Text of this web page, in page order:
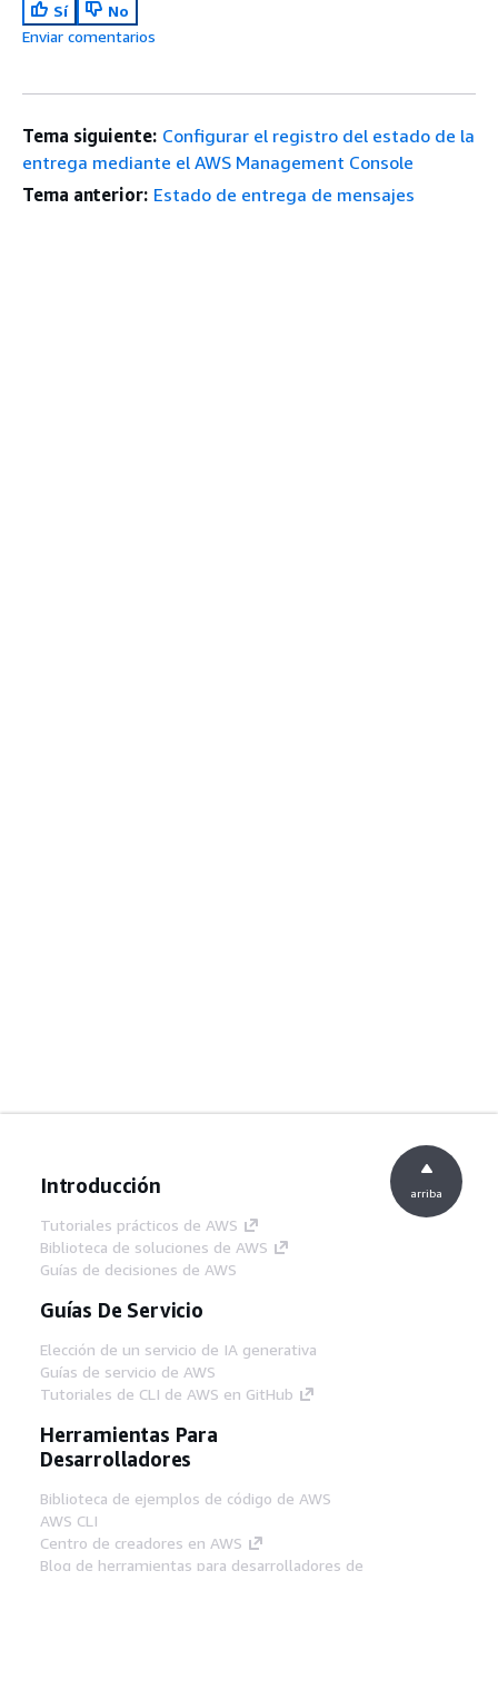
Sí
No
Enviar comentarios
Tema siguiente: Configurar el registro del estado de la
entrega mediante el AWS Management Console
Tema anterior: Estado de entrega de mensajes
Introducción
Tutoriales prácticos de AWS
Biblioteca de soluciones de AWS
Guías de decisiones de AWS
Guías De Servicio
Elección de un servicio de IA generativa
Guías de servicio de AWS
Tutoriales de CLI de AWS en GitHub
Herramientas Para
Desarrolladores
Biblioteca de ejemplos de código de AWS
AWS CLI
Centro de creadores en AWS
Blog de herramientas para desarrolladores de
arriba